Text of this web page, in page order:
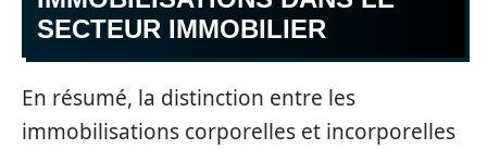
SECTEUR IMMOBILIER
En résumé, la distinction entre les
immobilisations corporelles et incorporelles